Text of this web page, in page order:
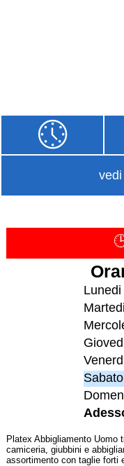
Lunedi
Martedi
Sabato
Platex Abbigliamento Uomo
camiceria, giubbini e
assortimento con taglie forti